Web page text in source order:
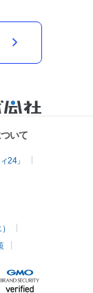
いて
24」